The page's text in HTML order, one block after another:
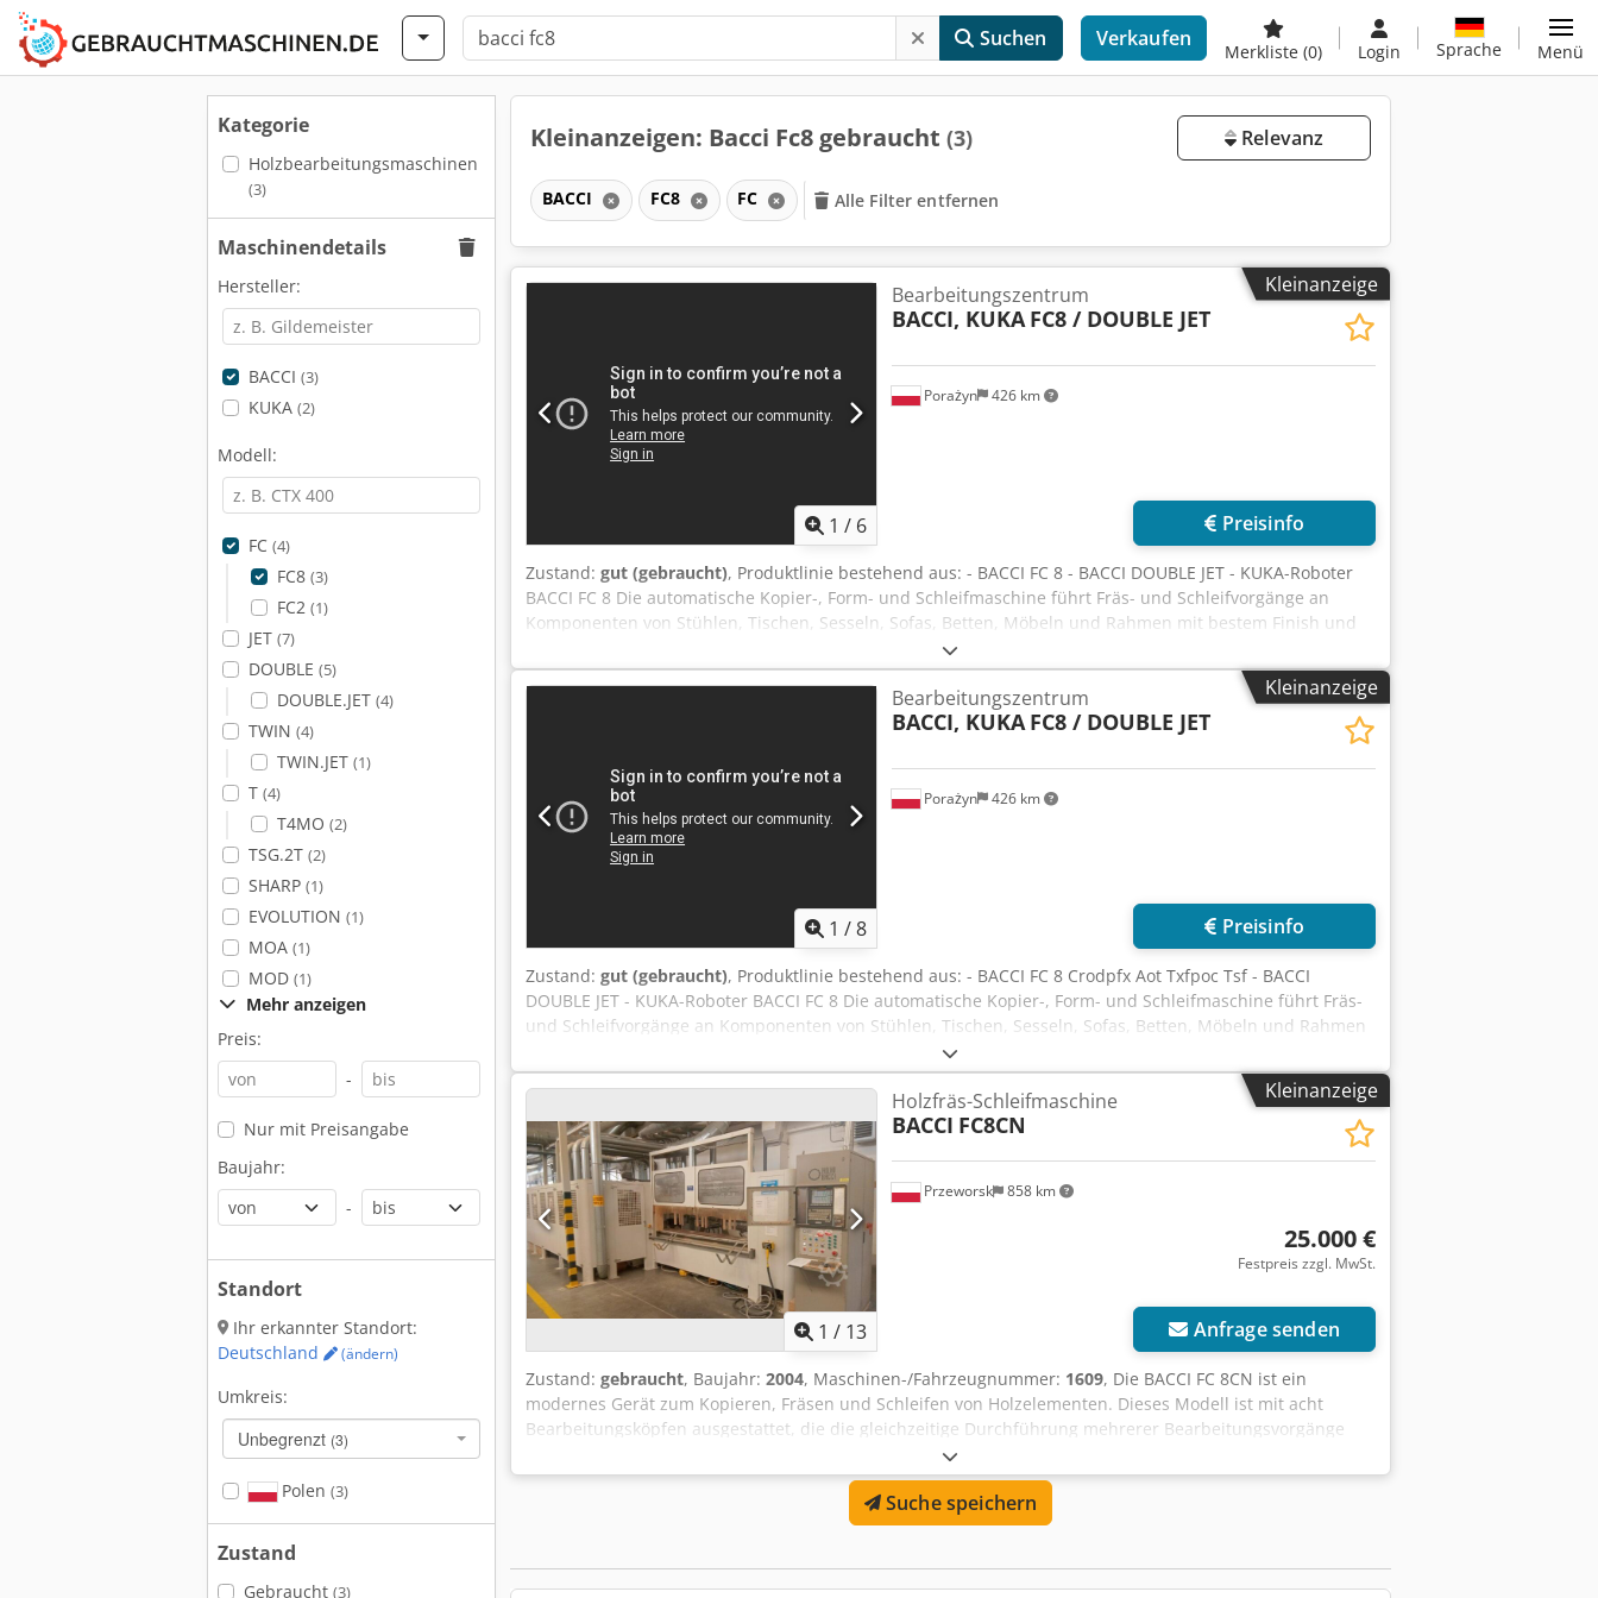
Suchen Verkaufen
Merkliste (0) Login Sprache Menü
Kategorie
Holzbearbeitungsmaschinen
(3)
Maschinendetails
Hersteller:
BACCI (3)
KUKA (2)
Modell:
FC (4)
FC8 (3)
FC2 (1)
JET (7)
DOUBLE (5)
DOUBLE.JET (4)
TWIN (4)
TWIN.JET (1)
T (4)
T4MO (2)
TSG.2T (2)
SHARP (1)
EVOLUTION (1)
MOA (1)
MOD (1)
Mehr anzeigen
Preis:
-
Nur mit Preisangabe
Baujahr:
-
Standort
Ihr erkannter Standort:
Deutschland
(ändern)
Umkreis:
Unbegrenzt (3)
Polen (3)
Zustand
Gebraucht (3)
Kleinanzeigen: Bacci Fc8 gebraucht (3) Relevanz
BACCI FC8 FC Alle Filter entfernen
Kleinanzeige
1 / 6
Porażyn 426 km
Bearbeitungszentrum
BACCI, KUKA FC8 / DOUBLE JET
Preisinfo
Zustand: gut (gebraucht), Produktlinie bestehend aus: - BACCI FC 8 - BACCI DOUBLE JET - KUKA-Roboter
BACCI FC 8 Die automatische Kopier-, Form- und Schleifmaschine führt Fräs- und Schleifvorgänge an
Komponenten von Stühlen, Tischen, Sesseln, Sofas, Betten, Möbeln und Rahmen mit bestem Finish und
höchster Leistung aus. Maximale Arbeitslänge: 2700 mm Maximale Arbeitshöhe: 180 mm Maximale
Arbeitsbreite: 500 mm Maximale Arbeitsbreite mit abgerundetem Ende: 350 mm Maximale
Geschwindigkeit des Arbeitstisches: 15 m/min Maximale Rücklaufgeschwindigkeit des Tisches: 50–100
m/min BACCI DOUBLE JET DOUBLE-JET ist ein Doppelbearbeitungszentrum mit 6+6 interpolierten CN-
Cjdpfjt Tw S Uox Ac Terf
Kleinanzeige
1 /8
Porażyn 426 km
Bearbeitungszentrum
BACCI, KUKA FC8 / DOUBLE JET
Preisinfo
Zustand: gut (gebraucht), Produktlinie bestehend aus: - BACCI FC 8 Crodpfx Aot Txfpoc Tsf - BACCI
DOUBLE JET - KUKA-Roboter BACCI FC 8 Die automatische Kopier-, Form- und Schleifmaschine führt Fräs-
und Schleifvorgänge an Komponenten von Stühlen, Tischen, Sesseln, Sofas, Betten, Möbeln und Rahmen
mit bestem Finish und höchster Leistung aus. Maximale Arbeitslänge: 4000 mm Maximale Arbeitshöhe:
180 mm Maximale Arbeitsbreite: 500 mm Maximale Arbeitsbreite mit abgerundetem Ende: 350 mm
Maximale Geschwindigkeit des Arbeitstisches: 15 m/min Maximale Rücklaufgeschwindigkeit des Tisches:
50–100 m/min BACCI DOUBLE JET DOUBLE-JET ist ein Doppelbearbeitungszentrum mit 6+6 interpolierten
CN-Achsen, ausgestattet mit einem Trichterfördersystem zum automatischen Laden/Entladen der Teile.
Kleinanzeige
1 / 13
Przeworsk 858 km
Holzfräs-Schleifmaschine
BACCI FC8CN
25.000 €
Festpreis zzgl. MwSt.
Anfrage senden
Zustand: gebraucht, Baujahr: 2004, Maschinen-/Fahrzeugnummer: 1609, Die BACCI FC 8CN ist ein
modernes Gerät zum Kopieren, Fräsen und Schleifen von Holzelementen. Dieses Modell ist mit acht
Bearbeitungsköpfen ausgestattet, die die gleichzeitige Durchführung mehrerer Bearbeitungsvorgänge
ermöglichen. Die CNC-Steuerung ermöglicht eine präzise Maschineneinstellung und einfache
Programmierung. Dadurch können Bediener die Maschine schnell an verschiedene Aufgaben anpassen
und so die Produktivität steigern. - Maximale Bearbeitungslänge (X-Achse): 2500 mm - Aggregathübe: A-,
B-, C-, D-, U-, V-, W-Achse Z: 370 mm - Tischneigungswinkel: -10°, 0°, 10° - Maximaler vertikaler
Suche speichern